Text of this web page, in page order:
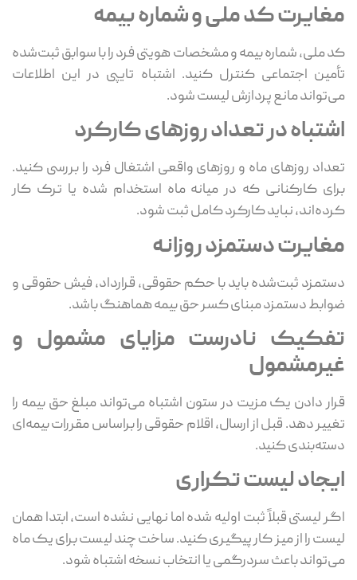
مغایرت کد ملی و شماره بیمه
کد ملی، شماره بیمه و مشخصات هویتی فرد را با سوابق ثبت‌شده
تأمین اجتماعی کنترل کنید. اشتباه تایپی در این اطلاعات
می‌تواند مانع پردازش لیست شود.
اشتباه در تعداد روزهای کارکرد
تعداد روزهای ماه و روزهای واقعی اشتغال فرد را بررسی کنید.
برای کارکنانی که در میانه ماه استخدام شده یا ترک کار
کرده‌اند، نباید کارکرد کامل ثبت شود.
مغایرت دستمزد روزانه
دستمزد ثبت‌شده باید با حکم حقوقی، قرارداد، فیش حقوقی و
ضوابط دستمزد مبنای کسر حق بیمه هماهنگ باشد.
تفکیک نادرست مزایای مشمول و
غیرمشمول
قرار دادن یک مزیت در ستون اشتباه می‌تواند مبلغ حق بیمه را
تغییر دهد. قبل از ارسال، اقلام حقوقی را براساس مقررات بیمه‌ای
دسته‌بندی کنید.
ایجاد لیست تکراری
اگر لیستی قبلاً ثبت اولیه شده اما نهایی نشده است، ابتدا همان
لیست را از میز کار پیگیری کنید. ساخت چند لیست برای یک ماه
می‌تواند باعث سردرگمی یا انتخاب نسخه اشتباه شود.